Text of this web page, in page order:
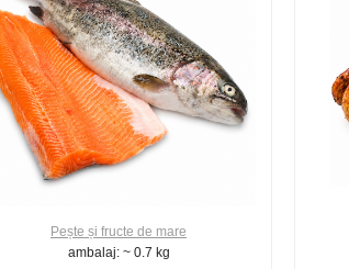
Pește și fructe de mare
ambalaj: ~ 0.7 kg